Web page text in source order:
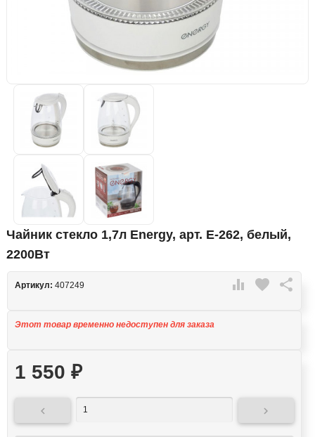
Чайник стекло 1,7л Energy, арт. E-262, белый,
2200Вт
 favorite 
Артикул: 407249
Этот товар временно недоступен для заказа
1 550 ₽
 